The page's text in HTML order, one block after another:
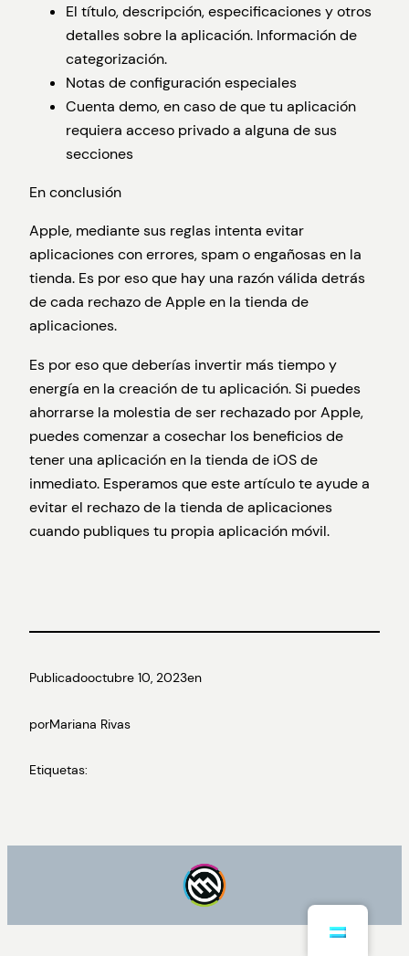
El título, descripción, especificaciones y otros
detalles sobre la aplicación. Información de
categorización.
Notas de configuración especiales
Cuenta demo, en caso de que tu aplicación
requiera acceso privado a alguna de sus
secciones
En conclusión
Apple, mediante sus reglas intenta evitar
aplicaciones con errores, spam o engañosas en la
tienda. Es por eso que hay una razón válida detrás
de cada rechazo de Apple en la tienda de
aplicaciones.
Es por eso que deberías invertir más tiempo y
energía en la creación de tu aplicación. Si puedes
ahorrarse la molestia de ser rechazado por Apple,
puedes comenzar a cosechar los beneficios de
tener una aplicación en la tienda de iOS de
inmediato. Esperamos que este artículo te ayude a
evitar el rechazo de la tienda de aplicaciones
cuando publiques tu propia aplicación móvil.
Publicadooctubre 10, 2023en
porMariana Rivas
Etiquetas: